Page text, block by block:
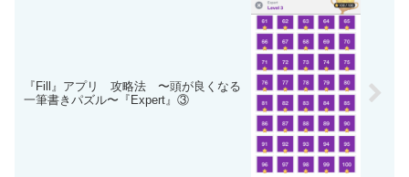
『Fill』アプリ 攻略法 〜頭が良くなる
一筆書きパズル〜『Expert』③